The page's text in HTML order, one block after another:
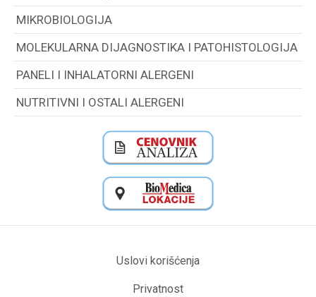
MIKROBIOLOGIJA
MOLEKULARNA DIJAGNOSTIKA I PATOHISTOLOGIJA
PANELI I INHALATORNI ALERGENI
NUTRITIVNI I OSTALI ALERGENI
Uslovi korišćenja
Privatnost